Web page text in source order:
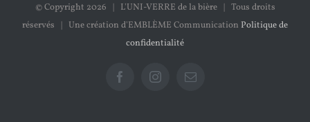
© Copyright 2026 | L'UNI-VERRE de la bière | Tous droits
réservés | Une création d'EMBLÈME Communication Politique de
confidentialité
FacebookInstagramEmail